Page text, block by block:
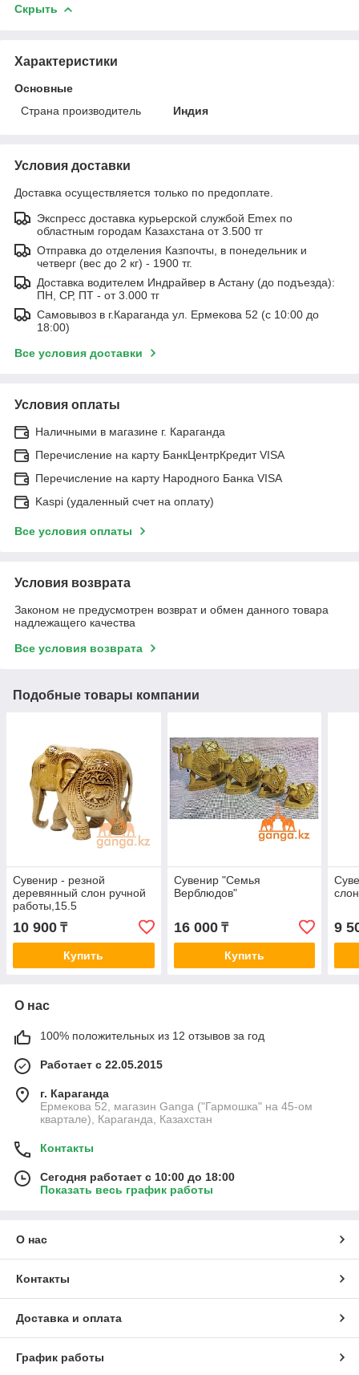
Скрыть
Характеристики
Основные
Страна производитель
Индия
Условия доставки
Доставка осуществляется только по предоплате.
Экспресс доставка курьерской службой Emex по
областным городам Казахстана от 3.500 тг
Отправка до отделения Казпочты, в понедельник и
четверг (вес до 2 кг) - 1900 тг.
Доставка водителем Индрайвер в Астану (до подъезда):
ПН, СР, ПТ - от 3.000 тг
Самовывоз в г.Караганда ул. Ермекова 52 (с 10:00 до
18:00)
Все условия доставки
Условия оплаты
Наличными в магазине г. Караганда
Перечисление на карту БанкЦентрКредит VISA
Перечисление на карту Народного Банка VISA
Kaspi (удаленный счет на оплату)
Все условия оплаты
Условия возврата
Законом не предусмотрен возврат и обмен данного товара
надлежащего качества
Все условия возврата
Подобные товары компании
Сувенир - резной
деревянный слон ручной
работы,15.5
10 900 ₸
Купить
Сувенир "Семья
Верблюдов"
16 000₸
Купить
9
О нас
100% положительных из 12 отзывов за год
Работает с 22.05.2015
г. Караганда
Ермекова 52, магазин Ganga ("Гармошка" на 45-ом
квартале), Караганда, Казахстан
Контакты
Сегодня работает с 10:00 до 18:00
Показать весь график работы
О нас
Контакты
Доставка и оплата
График работы